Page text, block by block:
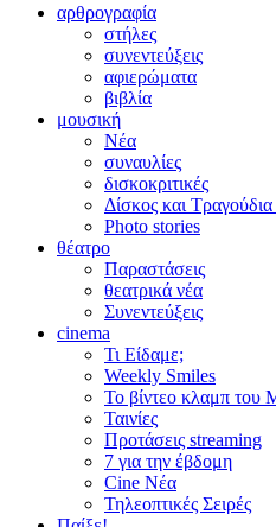
αρθρογραφία
στήλες
συνεντεύξεις
αφιερώματα
βιβλία
μουσική
Νέα
συναυλίες
δισκοκριτικές
Δίσκος και
Photo stories
θέατρο
Παραστάσεις
θεατρικά νέα
Συνεντεύξεις
cinema
Τι Είδαμε;
Weekly Smiles
Το βίντεο κλαμπ του
Ταινίες
Προτάσεις streaming
7 για την έβδομη
Cine Νέα
Τηλεοπτικές Σειρές